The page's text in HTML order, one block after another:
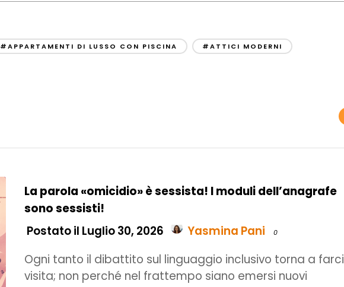
#APPARTAMENTI DI LUSSO CON PISCINA #ATTICI MODERNI
La parola «omicidio» è sessista! I moduli dell’anagrafe
sono sessisti!
Postato il Luglio 30, 2026
Yasmina Pani 0
Ogni tanto il dibattito sul linguaggio inclusivo torna a farci
visita; non perché nel frattempo siano emersi nuovi